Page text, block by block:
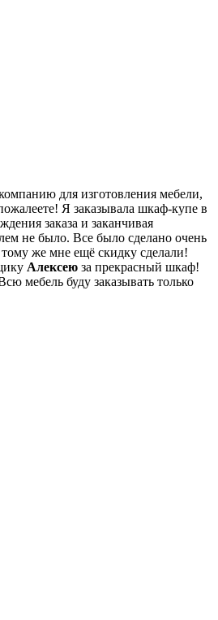
для изготовления мебели,
Я заказывала шкаф-купе в
заказа и заканчивая
не было. Все было сделано очень
же мне ещё скидку сделали!
Алексею за прекрасный шкаф!
мебель буду заказывать только